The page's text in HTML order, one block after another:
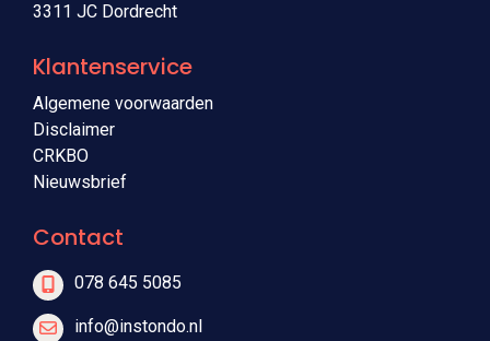
3311 JC Dordrecht
Klantenservice
Algemene voorwaarden
Disclaimer
CRKBO
Nieuwsbrief
Contact
078 645 5085
info@instondo.nl